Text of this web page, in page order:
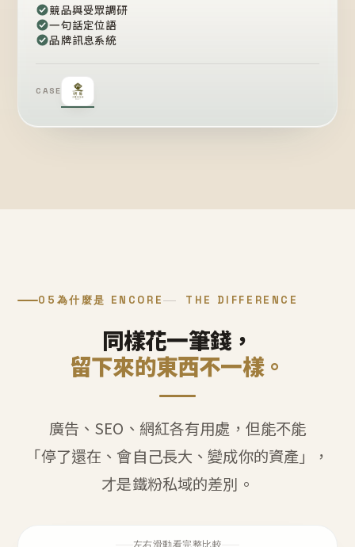
競品與受眾調研
一句話定位語
品牌訊息系統
CASE
05 為什麼是 ENCORE THE DIFFERENCE
同樣花一筆錢，
留下來的東西不一樣。
廣告、SEO、網紅各有用處，但能不能
「停了還在、會自己長大、變成你的資產」，
才是鐵粉私域的差別。